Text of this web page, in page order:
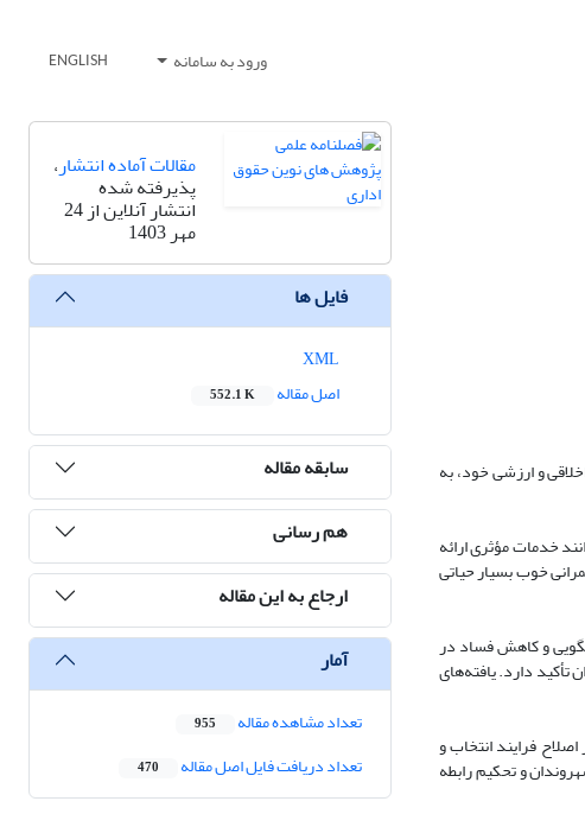
ورود به سامانه ENGLISH
و ارزشی خود، به
خدمات مؤثری ارائه
خوب بسیار حیاتی
و کاهش فساد در
دارد. یافته‌های
فرایند انتخاب و
و تحکیم رابطه
مقالات آماده انتشار،
پذیرفته شده
انتشار آنلاین از 24
مهر 1403
فایل ها
اصل مقاله
552.1 K
سابقه مقاله
هم رسانی
ارجاع به این مقاله
آمار
تعداد مشاهده مقاله 955
تعداد دریافت فایل اصل مقاله 470